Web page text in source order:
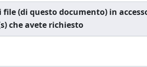
(di questo documento) in
che avete richiesto